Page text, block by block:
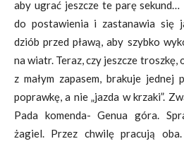
aby ugrać jeszcze te parę
do postawienia i zastanawia się
dziób przed pławą, aby szybko
na wiatr. Teraz, czy jeszcze troszkę,
z małym zapasem, brakuje
poprawkę, a nie „jazda w krzaki”.
Pada komenda- Genua góra.
żagiel. Przez chwilę pracują